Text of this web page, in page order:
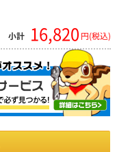
小計 16,820 円(税込)